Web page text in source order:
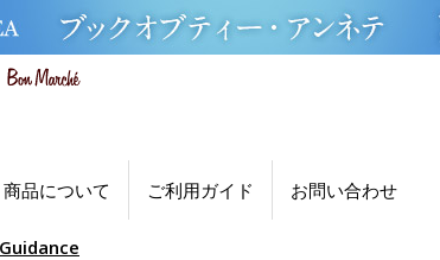
商品について ご利用ガイド お問い合わせ